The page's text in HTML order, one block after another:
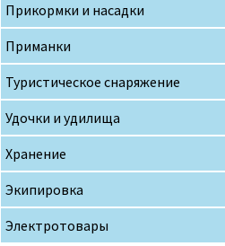
Прикормки и насадки
Приманки
Туристическое снаряжение
Удочки и удилища
Хранение
Экипировка
Электротовары